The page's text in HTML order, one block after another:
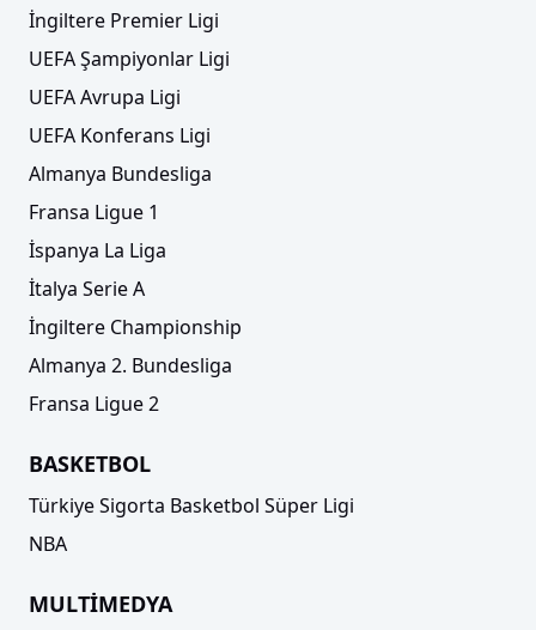
İngiltere Premier Ligi
UEFA Şampiyonlar Ligi
UEFA Avrupa Ligi
UEFA Konferans Ligi
Almanya Bundesliga
Fransa Ligue 1
İspanya La Liga
İtalya Serie A
İngiltere Championship
Almanya 2. Bundesliga
Fransa Ligue 2
BASKETBOL
Türkiye Sigorta Basketbol Süper Ligi
NBA
MULTİMEDYA